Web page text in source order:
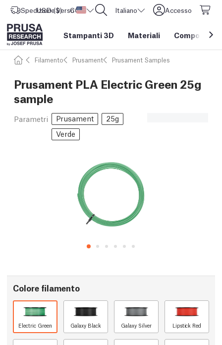
Spedizione verso Stati Uniti d'America
USD ($) CORE One L: Ora disponibile! Italiano Accesso
Stampanti 3D Materiali Componenti
Filamento Prusament Prusament Samples
Prusament PLA Electric Green 25g
sample
Parametri Prusament
25g
Verde
Colore filamento
Electric Green Galaxy Black Galaxy Silver Lipstick Red